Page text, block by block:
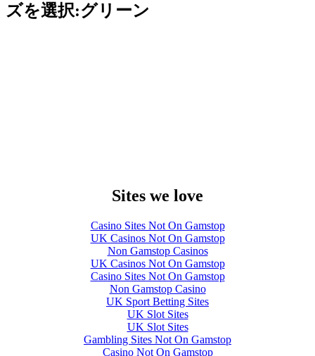
ズを選択:グリーン
Sites we love
Casino Sites Not On Gamstop
UK Casinos Not On Gamstop
Non Gamstop Casinos
UK Casinos Not On Gamstop
Casino Sites Not On Gamstop
Non Gamstop Casino
UK Sport Betting Sites
UK Slot Sites
UK Slot Sites
Gambling Sites Not On Gamstop
Casino Not On Gamstop